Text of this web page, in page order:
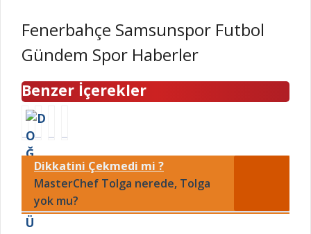
Fenerbahçe Samsunspor Futbol
Gündem Spor Haberler
Benzer İçerekler
D
O
Ğ
U
M
G
Ü
N
1
9
9
ö
n
c
O
D
A
K
İ
S
İ
A
n
k
Dikkatini Çekmedi mi ?
MasterChef Tolga nerede, Tolga
yok mu?